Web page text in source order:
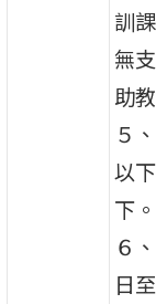
訓
無
助
５
以
下。
６
日